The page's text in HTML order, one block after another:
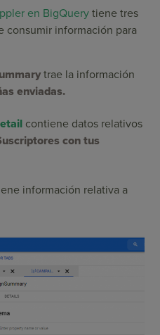
en BigQuery tiene tres
consumir información para
trae la información
enviadas.
contiene datos relativos
con tus
información relativa a